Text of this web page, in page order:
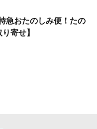
急おたのしみ便！たの
寄せ】